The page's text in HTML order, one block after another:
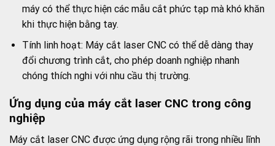
máy có thể thực hiện các mẫu cắt phức tạp mà khó khăn
khi thực hiện bằng tay.
Tính linh hoạt: Máy cắt laser CNC có thể dễ dàng thay
đổi chương trình cắt, cho phép doanh nghiệp nhanh
chóng thích nghi với nhu cầu thị trường.
Ứng dụng của máy cắt laser CNC trong công
nghiệp
Máy cắt laser CNC được ứng dụng rộng rãi trong nhiều lĩnh